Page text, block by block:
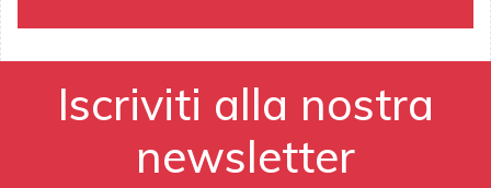
Iscriviti alla nostra
newsletter